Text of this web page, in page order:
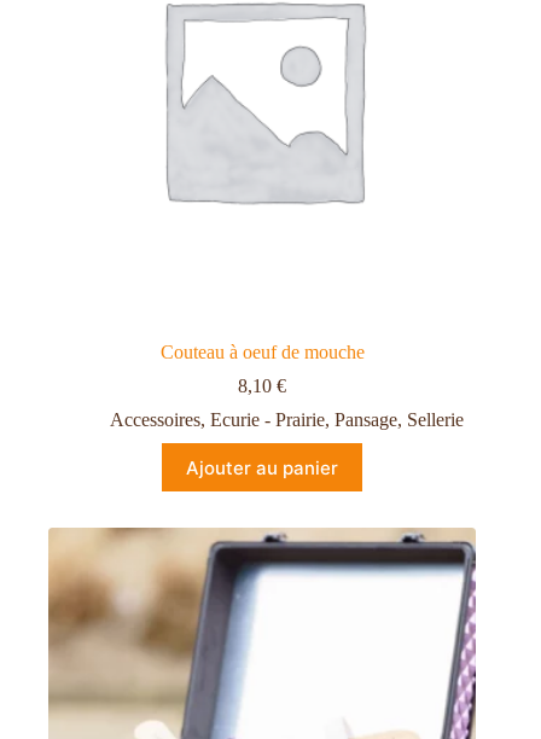
Couteau à oeuf de mouche
8,10€
Accessoires, Ecurie - Prairie, Pansage, Sellerie
Ajouter au panier